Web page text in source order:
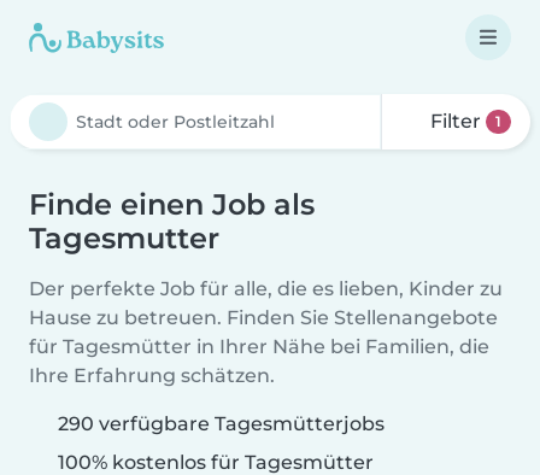
Filter 1
Finde einen Job als
Tagesmutter
Der perfekte Job für alle, die es lieben, Kinder zu
Hause zu betreuen. Finden Sie Stellenangebote
für Tagesmütter in Ihrer Nähe bei Familien, die
Ihre Erfahrung schätzen.
290 verfügbare Tagesmütterjobs
100% kostenlos für Tagesmütter